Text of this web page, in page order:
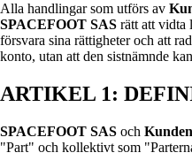
Alla handlingar som utförs av
SPACEFOOT SAS rätt att vidta
försvara sina rättigheter och att
konto, utan att den sistnämnde
ARTIKEL 1:
SPACEFOOT SAS och Kunden
"Part" och kollektivt som